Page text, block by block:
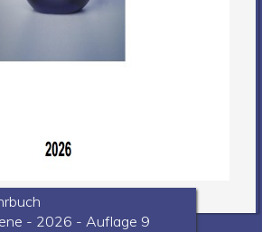
- 2026 - Auflage 9